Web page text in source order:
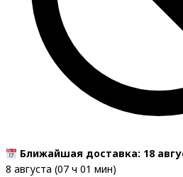
Ближайшая доставка: 18
8 августа (07 ч 01 мин)